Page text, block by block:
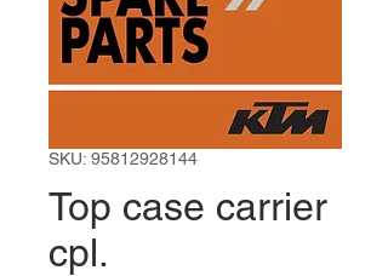
SKU: 95812928144
Top case carrier
cpl.